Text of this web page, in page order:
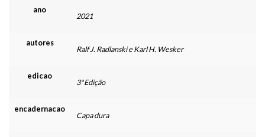
ano
2021
autores
Ralf J. Radlanski e Karl H. Wesker
edicao
3ª Edição
encadernacao
Capa dura